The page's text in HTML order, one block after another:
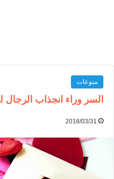
منوعات
السر وراء انجذاب
2018/03/31